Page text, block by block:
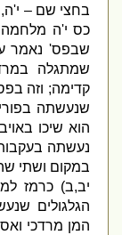
בחצי שם – י'ה,
כס י'ה מלחמה
שבפס'נאמר על
שמתגלה
קדימה;וזה בפס'
שנעשתה בפורים
הוא שיכו
נעשתה בעקבות
במקום ושתי
,ב)כרמז
הגלגולים שנעשו
המן מרדכי